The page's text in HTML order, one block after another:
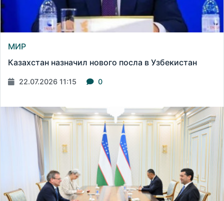
МИР
Казахстан назначил нового посла в Узбекистан
22.07.2026 11:15 0